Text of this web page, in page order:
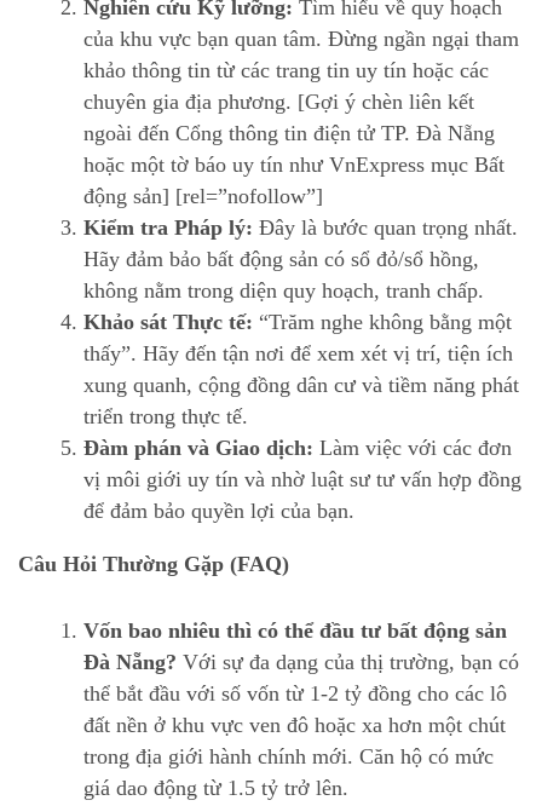
Nghiên cứu Kỹ lưỡng: Tìm hiểu về quy hoạch
của khu vực bạn quan tâm. Đừng ngần ngại tham
khảo thông tin từ các trang tin uy tín hoặc các
chuyên gia địa phương. [Gợi ý chèn liên kết
ngoài đến Cổng thông tin điện tử TP. Đà Nẵng
hoặc một tờ báo uy tín như VnExpress mục Bất
động sản] [rel=”nofollow”]
Kiểm tra Pháp lý: Đây là bước quan trọng nhất.
Hãy đảm bảo bất động sản có sổ đỏ/sổ hồng,
không nằm trong diện quy hoạch, tranh chấp.
Khảo sát Thực tế: “Trăm nghe không bằng một
thấy”. Hãy đến tận nơi để xem xét vị trí, tiện ích
xung quanh, cộng đồng dân cư và tiềm năng phát
triển trong thực tế.
Đàm phán và Giao dịch: Làm việc với các đơn
vị môi giới uy tín và nhờ luật sư tư vấn hợp đồng
để đảm bảo quyền lợi của bạn.
Câu Hỏi Thường Gặp (FAQ)
Vốn bao nhiêu thì có thể đầu tư bất động sản
Đà Nẵng? Với sự đa dạng của thị trường, bạn có
thể bắt đầu với số vốn từ 1-2 tỷ đồng cho các lô
đất nền ở khu vực ven đô hoặc xa hơn một chút
trong địa giới hành chính mới. Căn hộ có mức
giá dao động từ 1.5 tỷ trở lên.